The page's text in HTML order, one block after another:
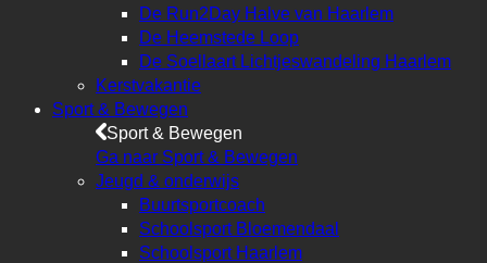
De Run2Day Halve van Haarlem
De Heemstede Loop
De Soellaart Lichtjeswandeling Haarlem
Kerstvakantie
Sport & Bewegen
Sport & Bewegen
Ga naar Sport & Bewegen
Jeugd & onderwijs
Buurtsportcoach
Schoolsport Bloemendaal
Schoolsport Haarlem